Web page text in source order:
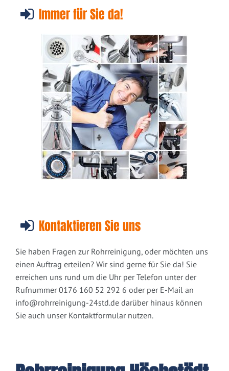
Immer für Sie da!
Kontaktieren Sie uns
Sie haben Fragen zur Rohrreinigung, oder möchten uns
einen Auftrag erteilen? Wir sind gerne für Sie da! Sie
erreichen uns rund um die Uhr per Telefon unter der
Rufnummer 0176 160 52 292 6 oder per E-Mail an
info@rohrreinigung-24std.de darüber hinaus können
Sie auch unser Kontaktformular nutzen.